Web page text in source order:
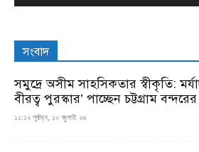
সংবাদ
সমুদ্রে অসীম সাহসিকতার স্বীকৃতি:
বীরত্ব পুরস্কার’ পাচ্ছেন চট্টগ্রাম
১১:১২ পূর্বাহ্ন, ১০ জুলাই ২৬